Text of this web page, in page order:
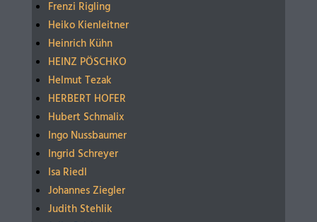
Frenzi Rigling
Heiko Kienleitner
Heinrich Kühn
HEINZ PÖSCHKO
Helmut Tezak
HERBERT HOFER
Hubert Schmalix
Ingo Nussbaumer
Ingrid Schreyer
Isa Riedl
Johannes Ziegler
Judith Stehlik